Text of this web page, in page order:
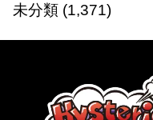
未分類(1,371)